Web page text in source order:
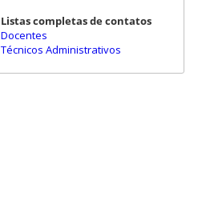
Listas completas de contatos
Docentes
Técnicos Administrativos